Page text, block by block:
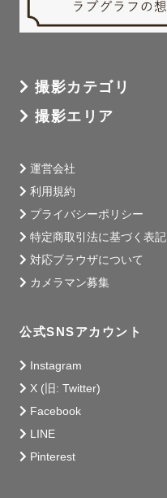
撮影カテゴリ
撮影エリア
運営会社
利用規約
プライバシーポリシー
特定商取引法に基づく表記
対応ブラウザについて
カメラマン募集
公式SNSアカウント
Instagram
X (旧: Twitter)
Facebook
LINE
Pinterest